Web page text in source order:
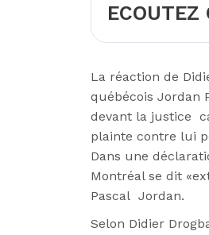
ECOUTEZ
La réaction de
québécois Jordan
devant la justice
plainte contre lui
Dans une
Montréal se dit «
Pascal Jordan.
Selon Didier